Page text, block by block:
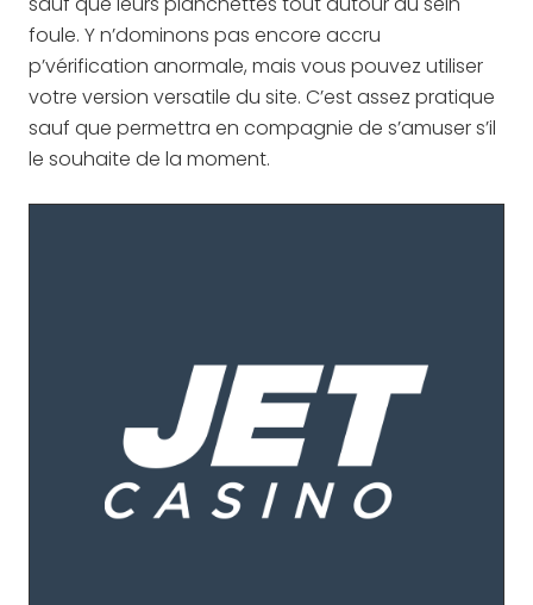
foule. Y n’dominons pas encore accru
p’vérification anormale, mais vous pouvez utiliser
votre version versatile du site. C’est assez pratique
sauf que permettra en compagnie de s’amuser s’il
le souhaite de la moment.